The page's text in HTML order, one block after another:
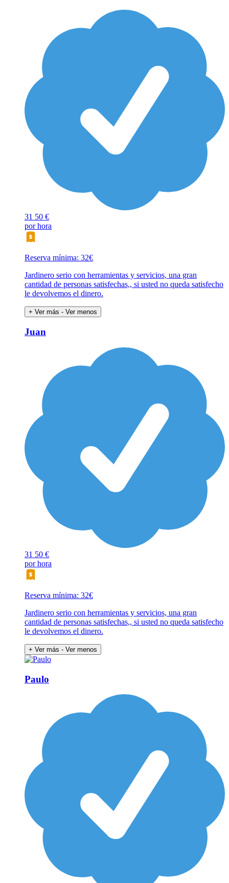
31 50 €
por hora
Reserva mínima: 32€
Jardinero serio con herramientas y servicios, una gran
cantidad de personas satisfechas,, si usted no queda satisfecho
le devolvemos el dinero.
+ Ver más - Ver menos
Juan
31 50 €
por hora
Reserva mínima: 32€
Jardinero serio con herramientas y servicios, una gran
cantidad de personas satisfechas,, si usted no queda satisfecho
le devolvemos el dinero.
+ Ver más - Ver menos
Paulo